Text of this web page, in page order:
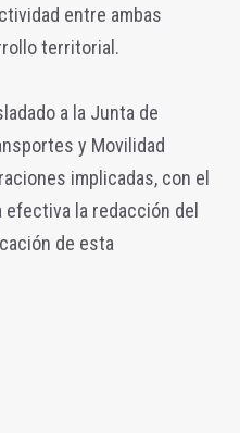
entre ambas
territorial.
a la Junta de
y Movilidad
implicadas, con el
la redacción del
de esta